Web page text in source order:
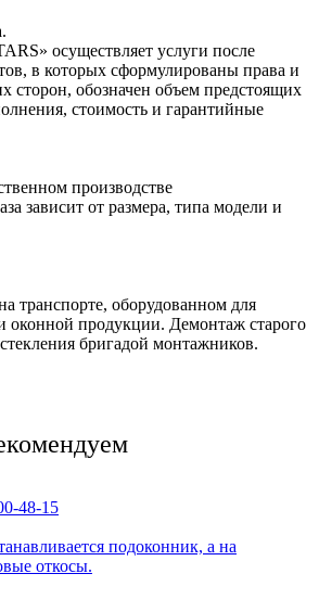
осуществляет услуги после
в которых сформулированы права и
сторон, обозначен объем предстоящих
стоимость и гарантийные
производстве
зависит от размера, типа модели и
транспорте, оборудованном для
оконной продукции. Демонтаж старого
бригадой монтажников.
подоконник, а на
откосы.